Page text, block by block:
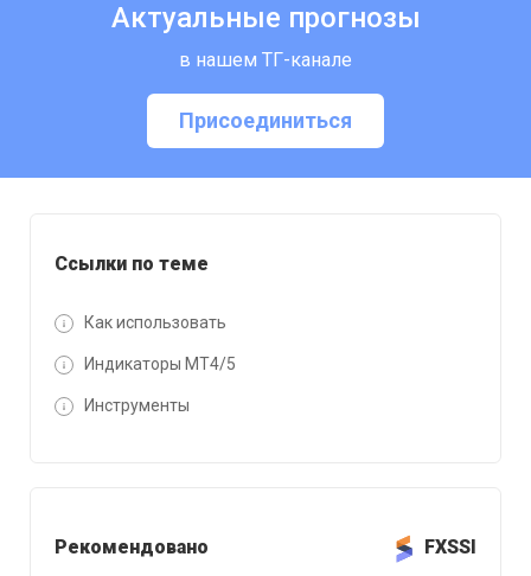
Ссылки по теме
Как использовать
Индикаторы MT4/5
Инструменты
Рекомендовано FXSSI
Актуальные прогнозы
в нашем ТГ-канале
Присоединиться